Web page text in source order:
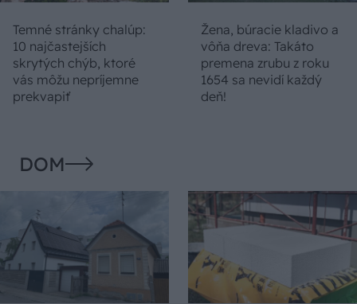
Temné stránky chalúp:
10 najčastejších
skrytých chýb, ktoré
vás môžu nepríjemne
prekvapiť
Žena, búracie kladivo a
vôňa dreva: Takáto
premena zrubu z roku
1654 sa nevidí každý
deň!
DOM